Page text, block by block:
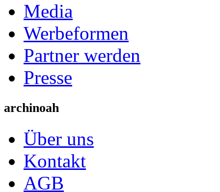
Media
Werbeformen
Partner werden
Presse
archinoah
Über uns
Kontakt
AGB